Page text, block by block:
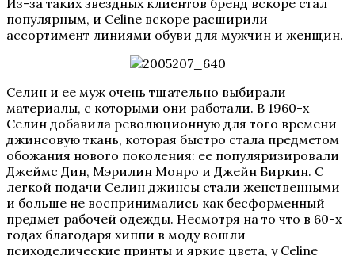
популярным, и Celine вскоре расширили
ассортимент линиями обуви для мужчин и женщин.
Селин и ее муж очень тщательно выбирали
материалы, с которыми они работали. В 1960-х
Селин добавила революционную для того времени
джинсовую ткань, которая быстро стала предметом
обожания нового поколения: ее популяризировали
Джеймс Дин, Мэрилин Монро и Джейн Биркин. С
легкой подачи Селин джинсы стали женственными
и больше не воспринимались как бесформенный
предмет рабочей одежды. Несмотря на то что в 60-х
годах благодаря хиппи в моду вошли
психоделические принты и яркие цвета, у Celine